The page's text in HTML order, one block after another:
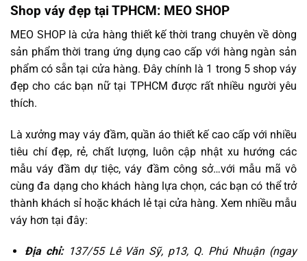
Shop váy đẹp tại TPHCM: MEO SHOP
MEO SHOP là cửa hàng thiết kế thời trang chuyên về dòng
sản phẩm thời trang ứng dụng cao cấp với hàng ngàn sản
phẩm có sẵn tại cửa hàng. Đây chính là 1 trong 5 shop váy
đẹp cho các bạn nữ tại TPHCM được rất nhiều người yêu
thích.
Là xưởng may váy đầm, quần áo thiết kế cao cấp với nhiều
tiêu chí đẹp, rẻ, chất lượng, luôn cập nhật xu hướng các
mẫu váy đầm dự tiệc, váy đầm công sở…với mẫu mã vô
cùng đa dạng cho khách hàng lựa chọn, các bạn có thể trở
thành khách sỉ hoặc khách lẻ tại cửa hàng. Xem nhiều mẫu
váy hơn tại đây:
Địa chỉ:137/55 Lê Văn Sỹ, p13, Q. Phú Nhuận (ngay